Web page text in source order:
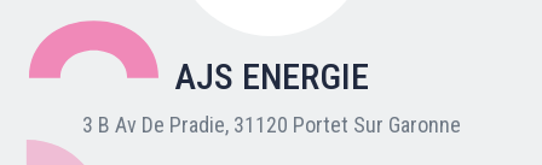
Nos adhérents
Carte du réseau
AJS ENERGIE
3 B Av De Pradie, 31120 Portet Sur Garonne